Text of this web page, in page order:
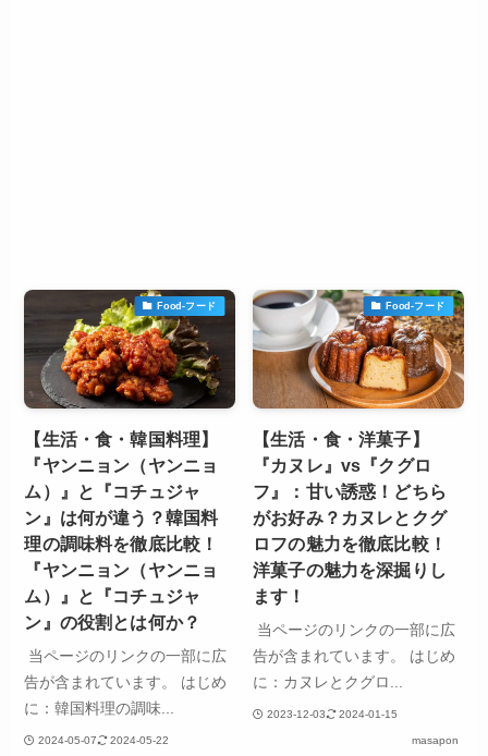
Food-フード
【生活・食・韓国料理】
『ヤンニョン（ヤンニョ
ム）』と『コチュジャ
ン』は何が違う？韓国料
理の調味料を徹底比較！
『ヤンニョン（ヤンニョ
ム）』と『コチュジャ
ン』の役割とは何か？
当ページのリンクの一部に広
告が含まれています。 はじめ
に：韓国料理の調味...
2024-05-07 2024-05-22
Food-フード
【生活・食・洋菓子】
『カヌレ』vs『クグロ
フ』：甘い誘惑！どちら
がお好み？カヌレとクグ
ロフの魅力を徹底比較！
洋菓子の魅力を深掘りし
ます！
当ページのリンクの一部に広
告が含まれています。 はじめ
に：カヌレとクグロ...
2023-12-03 2024-01-15
masapon